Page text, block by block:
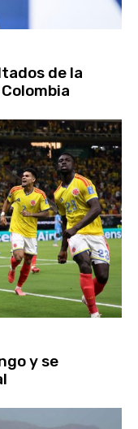
de la
y se